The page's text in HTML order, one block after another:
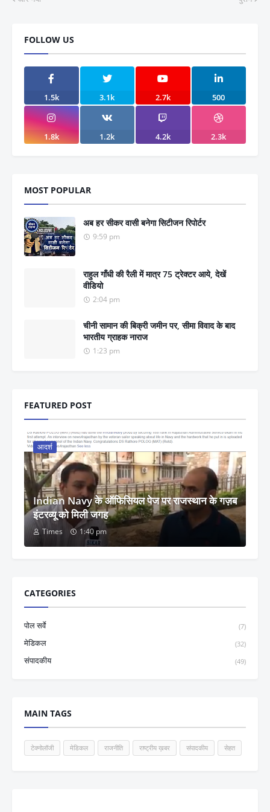
FOLLOW US
1.5k 3.1k 2.7k 500
1.8k 1.2k 4.2k 2.3k
MOST POPULAR
अब हर सीकर वासी बनेगा सिटीजन रिपोर्टर
9:59 pm
राहुल गाँधी की रैली में मात्र 75 ट्रेक्टर आये, देखें
वीडियो
2:04 pm
चीनी सामान की बिक्री जमीन पर, सीमा विवाद के बाद
भारतीय ग्राहक नाराज
1:23 pm
FEATURED POST
आदर्श
Indian Navy के ऑफिसियल पेज पर राजस्थान के गज़ब
इंटरव्यू को मिली जगह
Times 1:40 pm
CATEGORIES
पोल सर्वे (7)
मेडिकल (32)
संपादकीय (49)
MAIN TAGS
टेक्नोलॉजी मेडिकल राजनीति राष्ट्रीय ख़बर संपादकीय सेहत